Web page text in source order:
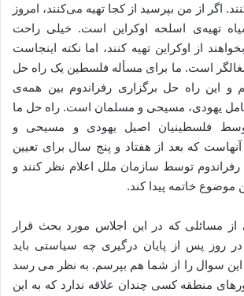
اگر از من بپرسید از کجا تهیه می‌کنند، امروز
تهیه‌ی اسلحه اوکراین است. خیلی راحت
از اوکراین تهیه کنند، اما نکته اینجاست
است. ما برای مسأله فلسطین یک راه حل
و این راه حل برگزاری رفراندوم بین همه‌ی
یهودی، مسیحی و مسلمان است. راه حل ما
فلسطینیان اصیل یهودی و مسیحی و
که بعد از هفتاد و پنج سال برای تعیین
توسط سازمان ملل اعلام نظر کنند و
موضوع خاتمه پیدا کند.
از مسائلی که در این اجلاس مورد بحث قرار
در روز پس از پایان درگیری چه سیاستی باید
این سوال را از شما هم بپرسم. به نظر می رسد
منطقه کسی چندان علاقه ندارد که به این